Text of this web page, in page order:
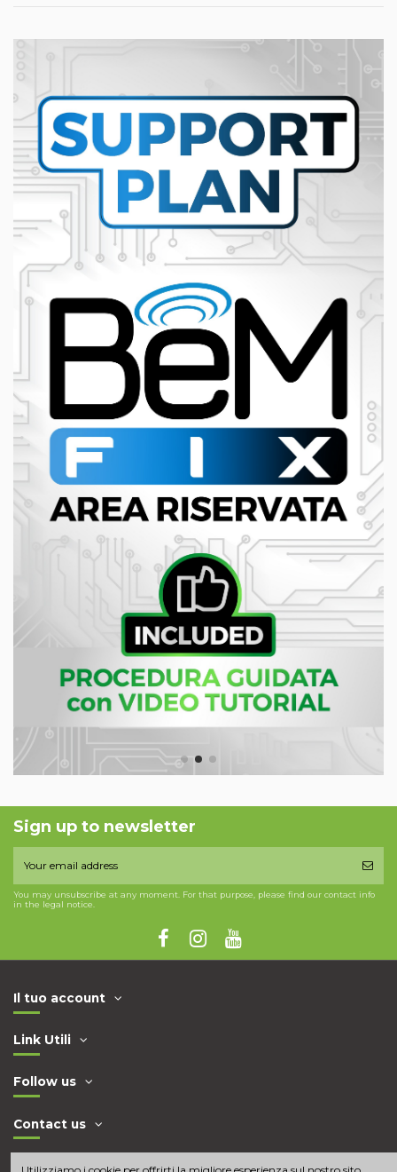
Sign up to newsletter
You may unsubscribe at any moment. For that purpose, please find our contact info
in the legal notice.
Il tuo account
Link Utili
Follow us
Contact us